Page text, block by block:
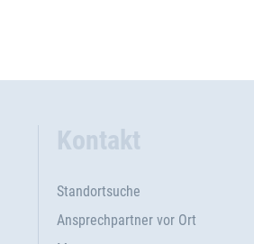
Kontakt
Standortsuche
Ansprechpartner vor Ort